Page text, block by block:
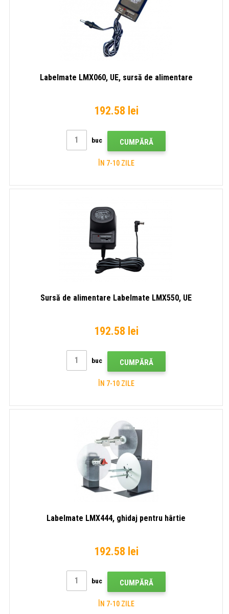
Labelmate LMX060, UE, sursă de alimentare
192.58 lei
buc CUMPĂRĂ
ÎN 7-10 ZILE
Sursă de alimentare Labelmate LMX550, UE
192.58 lei
buc CUMPĂRĂ
ÎN 7-10 ZILE
Labelmate LMX444, ghidaj pentru hârtie
192.58 lei
buc CUMPĂRĂ
ÎN 7-10 ZILE